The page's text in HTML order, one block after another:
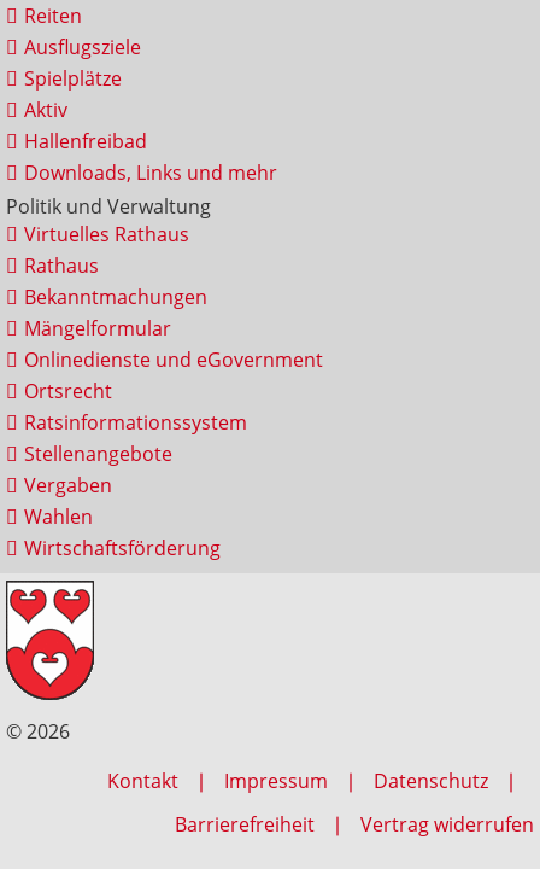
Reiten
Ausflugsziele
Spielplätze
Aktiv
Hallenfreibad
Downloads, Links und mehr
Politik und Verwaltung
Virtuelles Rathaus
Rathaus
Bekanntmachungen
Mängelformular
Onlinedienste und eGovernment
Ortsrecht
Ratsinformationssystem
Stellenangebote
Vergaben
Wahlen
Wirtschaftsförderung
© 2026
Kontakt
Impressum
Datenschutz
Barrierefreiheit
Vertrag widerrufen